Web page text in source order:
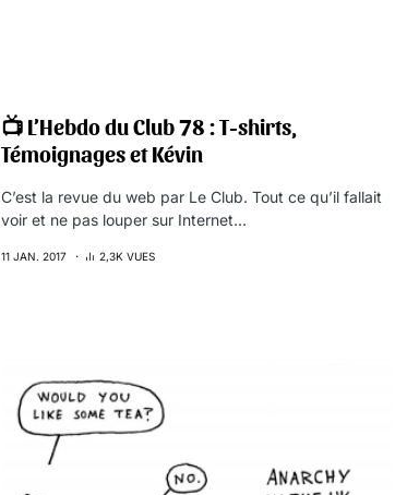
📺 L’Hebdo du Club 78 : T-shirts,
Témoignages et Kévin
C’est la revue du web par Le Club. Tout ce qu’il fallait
voir et ne pas louper sur Internet…
11 JAN. 2017 2,3K VUES